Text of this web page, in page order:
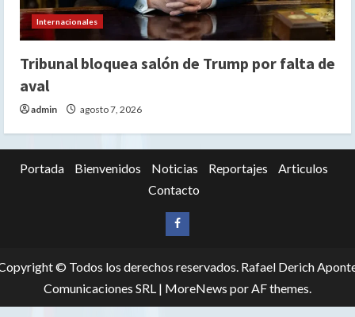
Internacionales
Tribunal bloquea salón de Trump por falta de
aval
admin agosto 7, 2026
Portada Bienvenidos Noticias Reportajes
Articulos
Contacto
Siganos
Facebook
© Todos los derechos reservados. Rafael Derich
Comunicaciones SRL | MoreNews por AF themes.